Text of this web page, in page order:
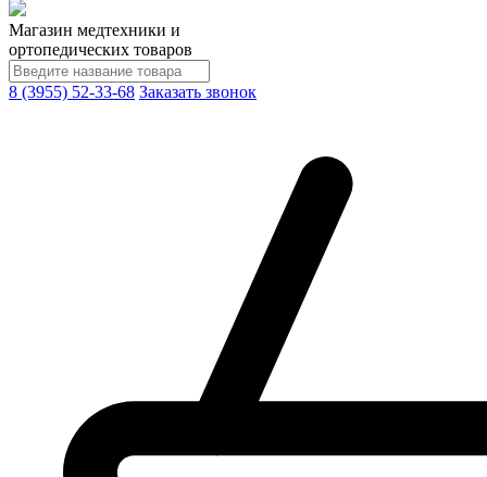
Магазин медтехники и
ортопедических товаров
8 (3955) 52-33-68 Заказать звонок